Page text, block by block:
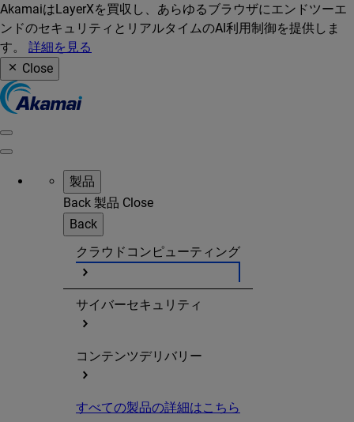
AkamaiはLayerXを買収し、あらゆるブラウザにエンドツーエ
ンドのセキュリティとリアルタイムのAI利用制御を提供しま
す。 詳細を見る
Close
製品
Back 製品 Close
Back
クラウドコンピューティング
サイバーセキュリティ
コンテンツデリバリー
すべての製品の詳細はこちら